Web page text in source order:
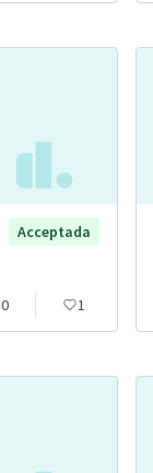
Acceptada
0 1